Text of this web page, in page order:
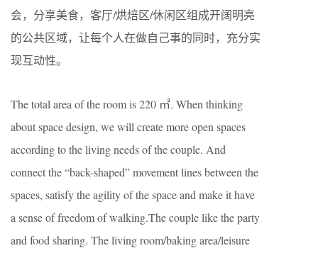
会，分享美食，客厅/烘焙区/休闲区组成开阔明亮
的公共区域，让每个人在做自己事的同时，充分实
现互动性。
The total area of the room is 220 ㎡. When thinking
about space design, we will create more open spaces
according to the living needs of the couple. And
connect the “back-shaped” movement lines between the
spaces, satisfy the agility of the space and make it have
a sense of freedom of walking.The couple like the party
and food sharing. The living room/baking area/leisure